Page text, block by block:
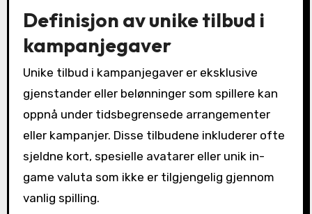
Definisjon av unike tilbud i
kampanjegaver
Unike tilbud i kampanjegaver er eksklusive
gjenstander eller belønninger som spillere kan
oppnå under tidsbegrensede arrangementer
eller kampanjer. Disse tilbudene inkluderer ofte
sjeldne kort, spesielle avatarer eller unik in-
game valuta som ikke er tilgjengelig gjennom
vanlig spilling.